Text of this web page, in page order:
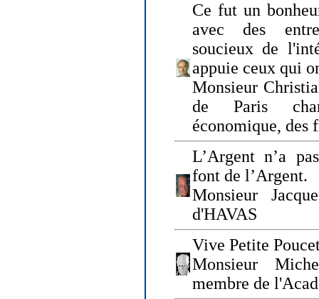
Ce fut un
avec des
soucieux de
appuie ceux qui
Monsieur
de Paris
économique, des
L’Argent n’a
font de l’Argent.
Monsieur
d'HAVAS
Vive Petite
Monsieur
membre de